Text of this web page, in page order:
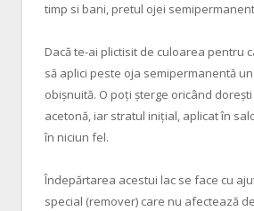
timp si bani, pretul ojei
Dacă te-ai plictisit de culoarea pentru
să aplici peste oja semipermanentă
obișnuită. O poți șterge oricând
acetonă, iar stratul inițial, aplicat în
în niciun fel.
Îndepărtarea acestui lac se face cu
special (remover) care nu afectează